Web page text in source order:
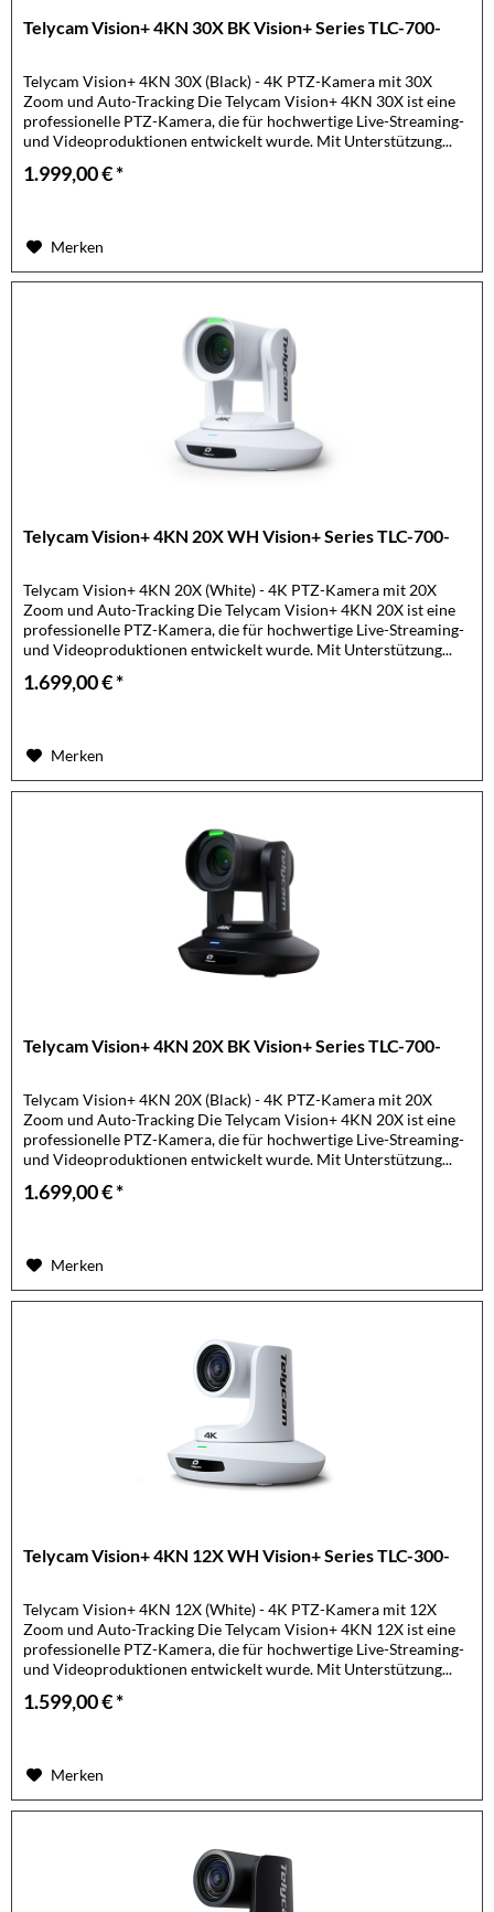
Telycam Vision+ 4KN 30X BK Vision+ Series TLC-700-
Telycam Vision+ 4KN 30X (Black) - 4K PTZ-Kamera mit 30X
Zoom und Auto-Tracking Die Telycam Vision+ 4KN 30X ist eine
professionelle PTZ-Kamera, die für hochwertige Live-Streaming-
und Videoproduktionen entwickelt wurde. Mit Unterstützung...
1.999,00 € *
Merken
Telycam Vision+ 4KN 20X WH Vision+ Series TLC-700-
Telycam Vision+ 4KN 20X (White) - 4K PTZ-Kamera mit 20X
Zoom und Auto-Tracking Die Telycam Vision+ 4KN 20X ist eine
professionelle PTZ-Kamera, die für hochwertige Live-Streaming-
und Videoproduktionen entwickelt wurde. Mit Unterstützung...
1.699,00 € *
Merken
Telycam Vision+ 4KN 20X BK Vision+ Series TLC-700-
Telycam Vision+ 4KN 20X (Black) - 4K PTZ-Kamera mit 20X
Zoom und Auto-Tracking Die Telycam Vision+ 4KN 20X ist eine
professionelle PTZ-Kamera, die für hochwertige Live-Streaming-
und Videoproduktionen entwickelt wurde. Mit Unterstützung...
1.699,00 € *
Merken
Telycam Vision+ 4KN 12X WH Vision+ Series TLC-300-
Telycam Vision+ 4KN 12X (White) - 4K PTZ-Kamera mit 12X
Zoom und Auto-Tracking Die Telycam Vision+ 4KN 12X ist eine
professionelle PTZ-Kamera, die für hochwertige Live-Streaming-
und Videoproduktionen entwickelt wurde. Mit Unterstützung...
1.599,00 € *
Merken